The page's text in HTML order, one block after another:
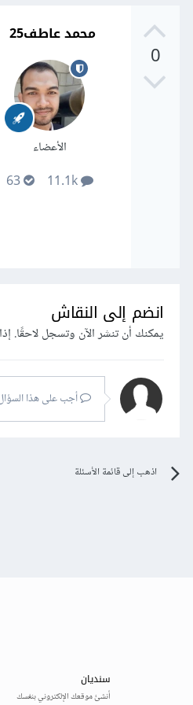
0
محمد عاطف25
الأعضاء
11.1k
63
انضم إلى النقاش
يمكنك أن تنشر الآن وتسجل لاحقًا.
أجب على هذا
اذهب إلى قائمة الأسئلة